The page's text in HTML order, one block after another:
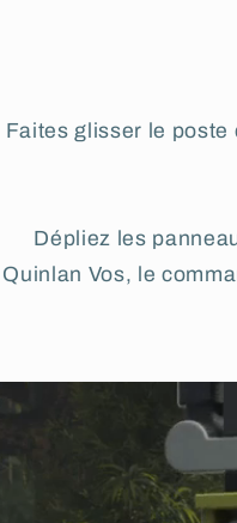
Faites glisser le
Dépliez les
Quinlan Vos, le